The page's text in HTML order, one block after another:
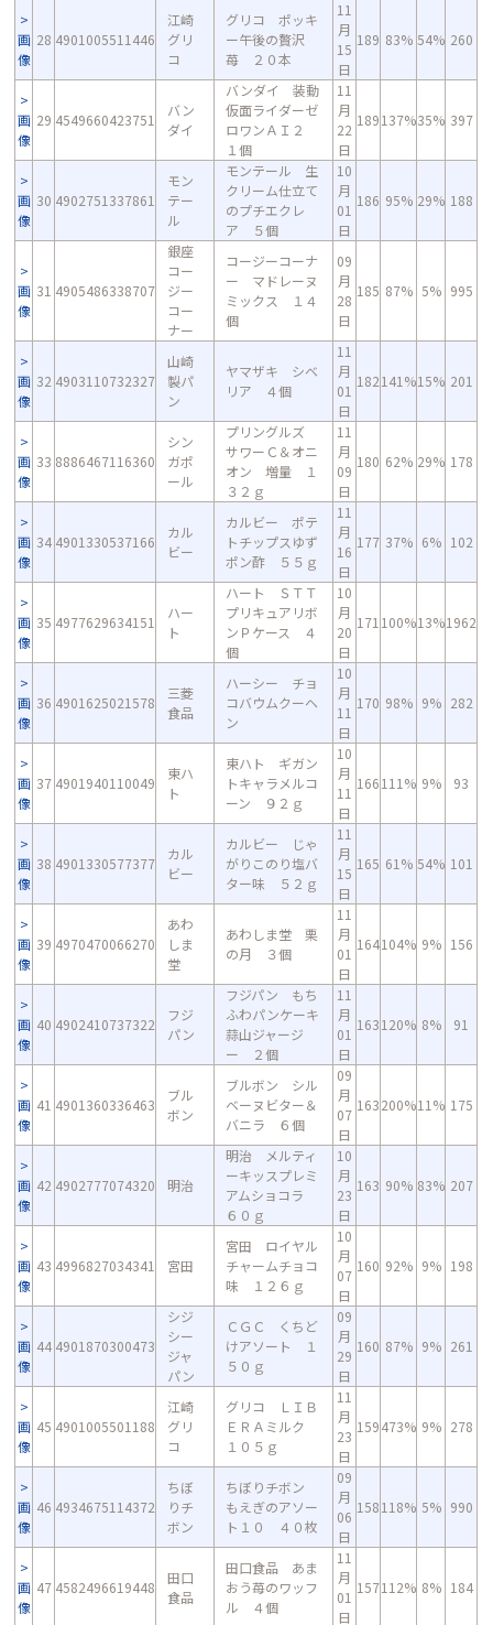
画
像
28 4901005511446
江崎
グリ
コ
グリコ ポッキ
ー午後の贅沢
苺 ２０本
11
月
15
日
189 83% 54% 260
画
像
29 4549660423751
バン
ダイ
バンダイ 装動
仮面ライダーゼ
ロワンＡＩ２
１個
11
月
22
日
189137%35% 397
画
像
30 4902751337861
モン
テー
ル
モンテール 生
クリーム仕立て
のプチエクレ
ア ５個
10
月
01
日
186 95% 29% 188
画
像
31 4905486338707
銀座
コー
ジー
コー
ナー
コージーコーナ
ー マドレーヌ
ミックス １４
個
09
月
28
日
185 87% 5% 995
画
像
32 4903110732327
山崎
製パ
ン
ヤマザキ シベ
リア ４個
11
月
01
日
182141%15% 201
画
像
33 8886467116360
シン
ガポ
ール
プリングルズ
サワーＣ＆オニ
オン 増量 １
３２ｇ
11
月
09
日
180 62% 29% 178
画
像
34 4901330537166
カル
ビー
カルビー ポテ
トチップスゆず
ポン酢 ５５ｇ
11
月
16
日
177 37% 6% 102
画
像
35 4977629634151
ハー
ト
ハート ＳＴＴ
プリキュアリボ
ンＰケース ４
個
10
月
20
日
171 100%13%1962
画
像
36 4901625021578
三菱
食品
ハーシー チョ
コバウムクーヘ
ン
10
月
11
日
170 98% 9% 282
画
像
37 4901940110049
東ハ
ト
東ハト ギガン
トキャラメルコ
ーン ９２ｇ
10
月
11
日
166111% 9% 93
画
像
38 4901330577377
カル
ビー
カルビー じゃ
がりこのり塩バ
ター味 ５２ｇ
11
月
15
日
165 61% 54% 101
画
像
39 4970470066270
あわ
しま
堂
あわしま堂 栗
の月 ３個
11
月
01
日
164104% 9% 156
画
像
40 4902410737322
フジ
パン
フジパン もち
ふわパンケーキ
蒜山ジャージ
ー ２個
11
月
01
日
163120% 8% 91
画
像
41 4901360336463
ブル
ボン
ブルボン シル
ベーヌビター＆
バニラ ６個
09
月
07
日
163200%11% 175
画
像
42 4902777074320 明治
明治 メルティ
ーキッスプレミ
アムショコラ
６０ｇ
10
月
23
日
163 90% 83% 207
画
像
43 4996827034341 宮田
宮田 ロイヤル
チャームチョコ
味 １２６ｇ
10
月
07
日
160 92% 9% 198
画
像
44 4901870300473
シジ
シー
ジャ
パン
ＣＧＣ くちど
けアソート １
５０ｇ
09
月
29
日
160 87% 9% 261
画
像
45 4901005501188
江崎
グリ
コ
グリコ ＬＩＢ
ＥＲＡミルク
１０５ｇ
11
月
23
日
159473% 9% 278
画
像
46 4934675114372
ちぼ
りチ
ボン
ちぼりチボン
もえぎのアソー
ト１０ ４０枚
09
月
06
日
158118% 5% 990
画
像
47 4582496619448
田口
食品
田口食品 あま
おう苺のワッフ
ル ４個
11
月
01
日
157112% 8% 184